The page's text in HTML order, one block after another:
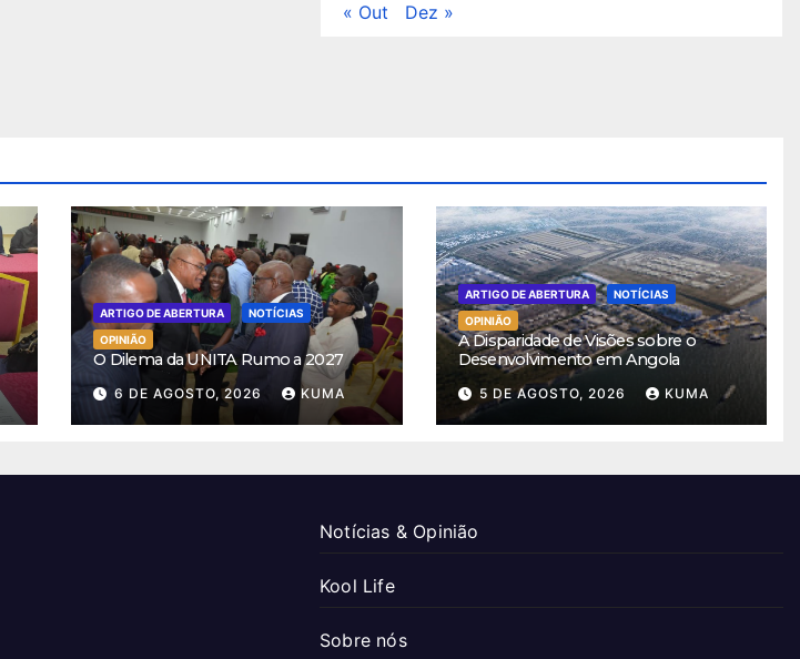
« Out Dez »
ARTIGO DE ABERTURA
NOTÍCIAS
OPINIÃO
O Dilema da UNITA Rumo a 2027
6 DE AGOSTO, 2026 KUMA
ARTIGO DE ABERTURA
NOTÍCIAS
OPINIÃO
A Disparidade de Visões sobre o
Desenvolvimento em Angola
5 DE AGOSTO, 2026 KUMA
Notícias & Opinião
Kool Life
Sobre nós